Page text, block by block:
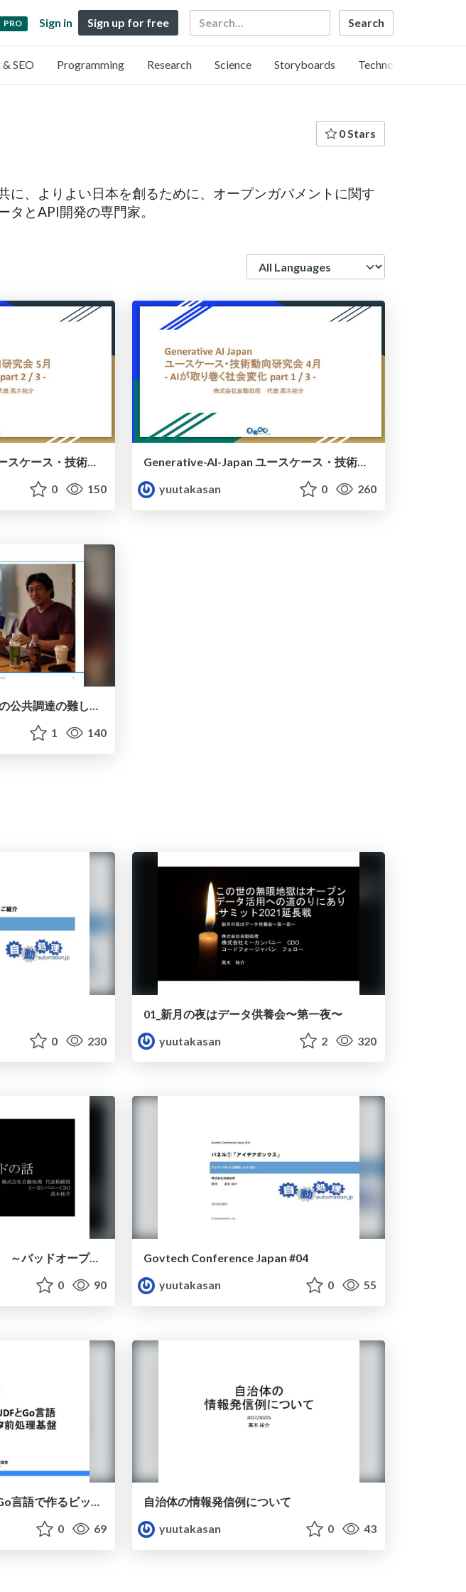
PRO Sign in Sign up for free Search
SEO Programming Research Science Storyboards Technology
0 Stars
、よりよい日本を創るために、オープンガバメントに関す
とAPI開発の専門家。
Generative-AI-Japan ユースケース・技術動向研究会 2回/3回 5月資料
0 150
Generative-AI-Japan ユースケース・技術動向研究会 1/3回 4月
yuutakasan
0 260
スタートアップにとっての公共調達の難しさについて
1 140
0 230
01_新月の夜はデータ供養会〜第一夜〜
yuutakasan
2 320
本当にあったコードの話 ～バッドオープンデータ供養寺
0 90
Govtech Conference Japan #04
yuutakasan
0 55
日本発！MySQL UDFとGo言語で作るビッグデータ前処理基盤
0 69
自治体の 情報発信例について
yuutakasan
0 43